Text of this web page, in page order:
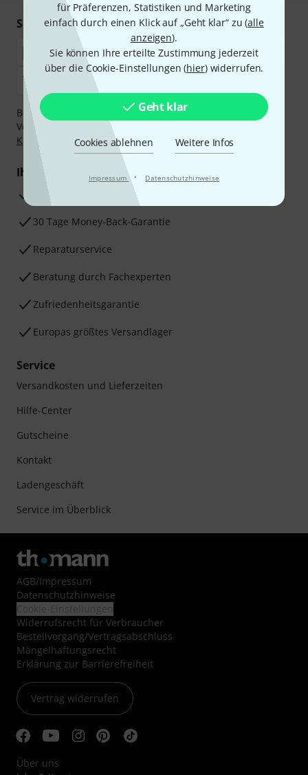
für Präferenzen, Statistiken und Marketing
einfach durch einen Klick auf „Geht klar“ zu (alle
anzeigen).
Sie können Ihre erteilte Zustimmung jederzeit
über die Cookie-Einstellungen (hier) widerrufen.
Geht klar
Cookies ablehnen Weitere Infos
Impressum · Datenschutzhinweise
Sicher einkaufen & bezahlen
Bezahlen Sie vertraulich und sicher per Nachnahme,
Vorkasse, PayPal, Amazon Pay,
Klarna Ratenzahlungoder Kreditkarte.
Ihre Vorteile
3 Jahre Thomann Garantie
30 Tage Money-Back-Garantie
Reparaturservice
Beratung durch Fachexperten
Zufriedenheitsgarantie
Europas größtes Versandlager
Service
Versandkosten und Lieferzeiten
Hilfe-Center
Gutscheine
Kontakt
Ladengeschäft
Service im Überblick
AGB/Impressum
Datenschutzhinweise
Widerrufsrecht für Verbraucher
Bestellvorgang/Vertragsabschluss
Mängelhaftungsrecht
Erklärung zur Barrierefreiheit
Vertrag widerrufen
Über uns